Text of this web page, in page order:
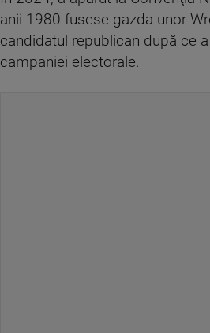
anii 1980 fusese gazda unor
candidatul republican după ce
campaniei electorale.